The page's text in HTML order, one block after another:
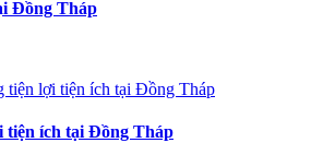
Đồng Tháp
tiện ích tại Đồng Tháp